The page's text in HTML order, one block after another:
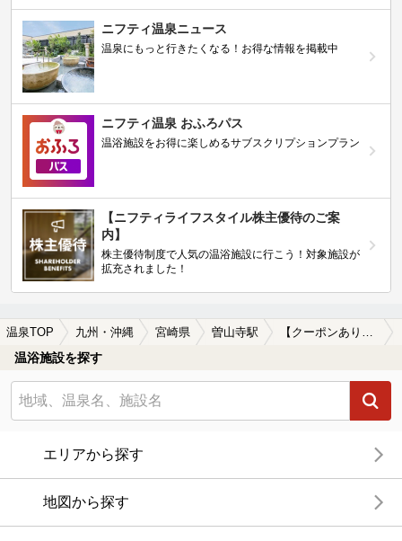
ニフティ温泉ニュース
温泉にもっと行きたくなる！お得な情報を掲載中
ニフティ温泉 おふろパス
温浴施設をお得に楽しめるサブスクリプションプラン
【ニフティライフスタイル株主優待のご案
内】
株主優待制度で人気の温浴施設に行こう！対象施設が
拡充されました！
温泉TOP 九州・沖縄 宮崎県 曽山寺駅 【クーポンあり】マッサージ、エステがある曽山寺駅近くの温泉、日帰り温泉、スーパー銭湯おすすめ
温浴施設を探す
エリアから探す
地図から探す